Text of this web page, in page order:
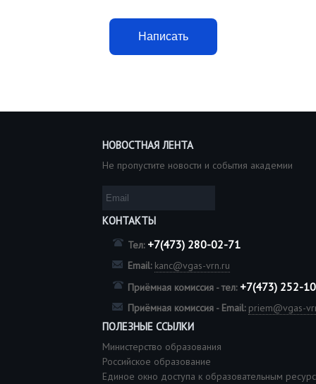
Написать
НОВОСТНАЯ ЛЕНТА
Не пропустите новости и события академии
КОНТАКТЫ
Тел: +7(473) 280-02-71
Email: kanc@vgas-vrn.ru
Приёмная комиссия - тел: +7(473) 252-
Приёмная комиссия - Email: priem@vgas-
ПОЛЕЗНЫЕ ССЫЛКИ
Министерство образования
Российское образование
Единое окно доступа к образовательным